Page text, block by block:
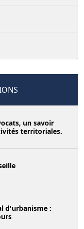
un savoir
territoriales.
d'urbanisme :